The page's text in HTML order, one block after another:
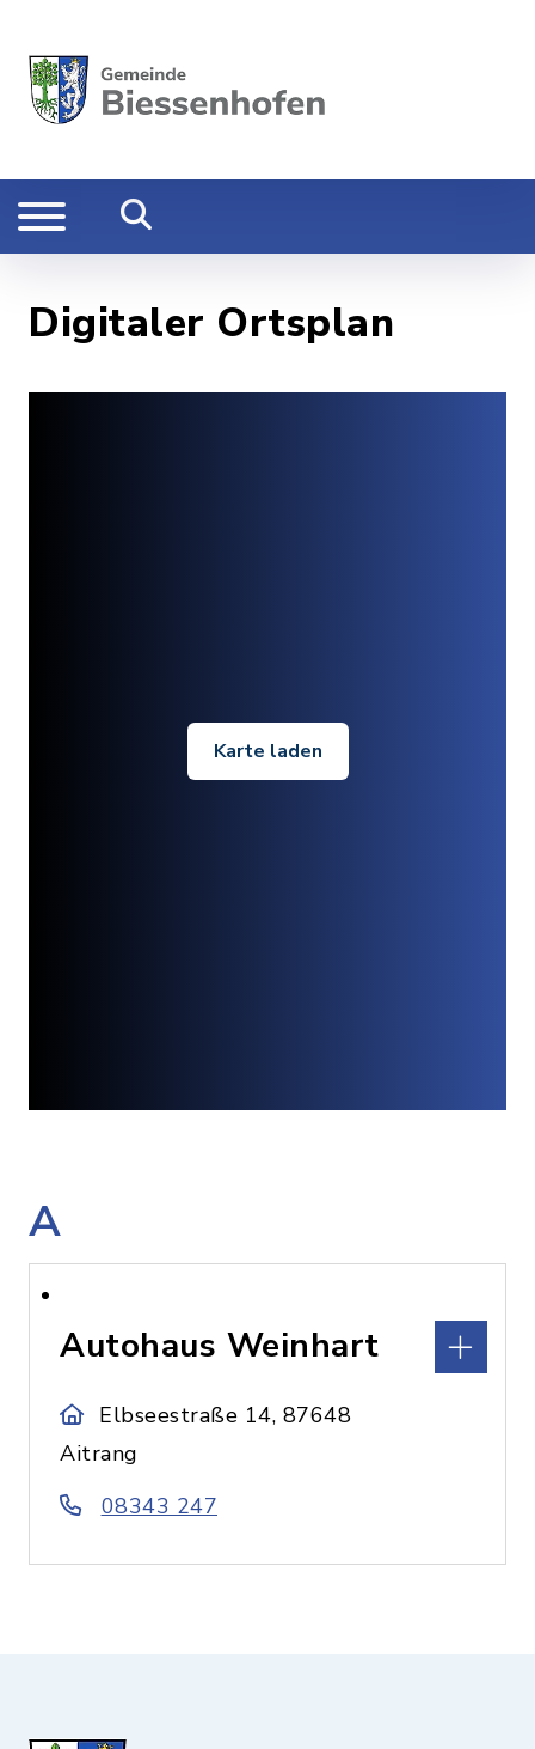
Digitaler Ortsplan
Karte laden
A
Autohaus Weinhart
Elbseestraße 14, 87648
Aitrang
08343 247